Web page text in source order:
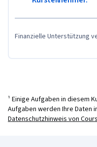
Finanzielle Unterstützung
¹ Einige Aufgaben in diesem
Aufgaben werden Ihre Daten
Datenschutzhinweis von